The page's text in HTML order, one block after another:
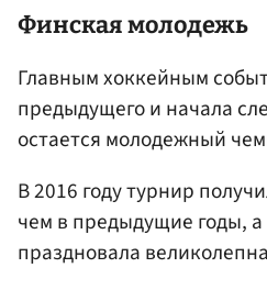
Финская молодежь
Главным хоккейным
предыдущего и начала
остается молодежный
В 2016 году турнир
чем в предыдущие годы,
праздновала